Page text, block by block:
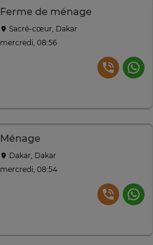
Ferme de ménage
Sacré-cœur, Dakar
mercredi, 08:56
Ménage
Dakar, Dakar
mercredi, 08:54